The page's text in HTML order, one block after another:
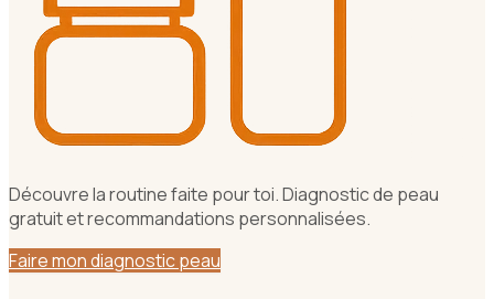
Découvre la routine faite pour toi. Diagnostic de peau
gratuit et recommandations personnalisées.
Faire mon diagnostic peau